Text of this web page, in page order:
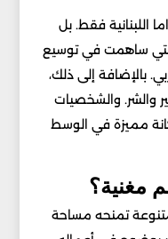
اللبنانية فقط. بل
التي ساهمت في توسيع
بالإضافة إلى ذلك،
والشر. والشخصيات
مميزة في الوسط
مغنية؟
تمنحه مساحة